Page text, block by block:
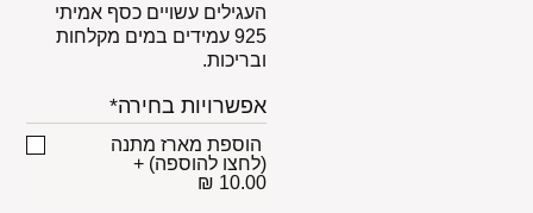
העגילים עשויים כסף אמיתי
925 עמידים במים מקלחות
ובריכות.
אפשרויות בחירה*
הוספת מארז מתנה
(לחצו להוספה) +
10.00 ₪